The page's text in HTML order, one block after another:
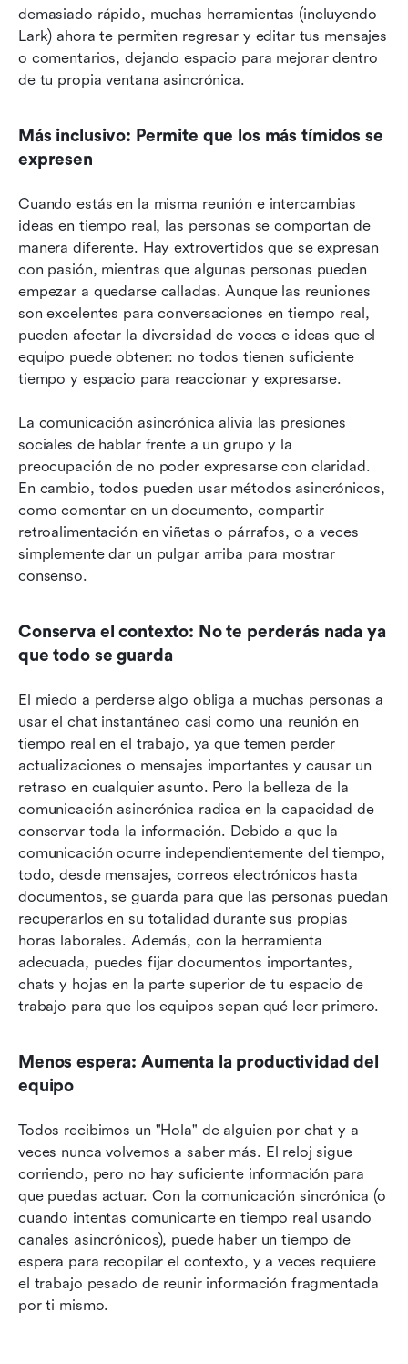
demasiado rápido, muchas herramientas (incluyendo
Lark) ahora te permiten regresar y editar tus mensajes
o comentarios, dejando espacio para mejorar dentro
de tu propia ventana asincrónica.
Más inclusivo: Permite que los más tímidos se
expresen
Cuando estás en la misma reunión e intercambias
ideas en tiempo real, las personas se comportan de
manera diferente. Hay extrovertidos que se expresan
con pasión, mientras que algunas personas pueden
empezar a quedarse calladas. Aunque las reuniones
son excelentes para conversaciones en tiempo real,
pueden afectar la diversidad de voces e ideas que el
equipo puede obtener: no todos tienen suficiente
tiempo y espacio para reaccionar y expresarse.
La comunicación asincrónica alivia las presiones
sociales de hablar frente a un grupo y la
preocupación de no poder expresarse con claridad.
En cambio, todos pueden usar métodos asincrónicos,
como comentar en un documento, compartir
retroalimentación en viñetas o párrafos, o a veces
simplemente dar un pulgar arriba para mostrar
consenso.
Conserva el contexto: No te perderás nada ya
que todo se guarda
El miedo a perderse algo obliga a muchas personas a
usar el chat instantáneo casi como una reunión en
tiempo real en el trabajo, ya que temen perder
actualizaciones o mensajes importantes y causar un
retraso en cualquier asunto. Pero la belleza de la
comunicación asincrónica radica en la capacidad de
conservar toda la información. Debido a que la
comunicación ocurre independientemente del tiempo,
todo, desde mensajes, correos electrónicos hasta
documentos, se guarda para que las personas puedan
recuperarlos en su totalidad durante sus propias
horas laborales. Además, con la herramienta
adecuada, puedes fijar documentos importantes,
chats y hojas en la parte superior de tu espacio de
trabajo para que los equipos sepan qué leer primero.
Menos espera: Aumenta la productividad del
equipo
Todos recibimos un "Hola" de alguien por chat y a
veces nunca volvemos a saber más. El reloj sigue
corriendo, pero no hay suficiente información para
que puedas actuar. Con la comunicación sincrónica (o
cuando intentas comunicarte en tiempo real usando
canales asincrónicos), puede haber un tiempo de
espera para recopilar el contexto, y a veces requiere
el trabajo pesado de reunir información fragmentada
por ti mismo.